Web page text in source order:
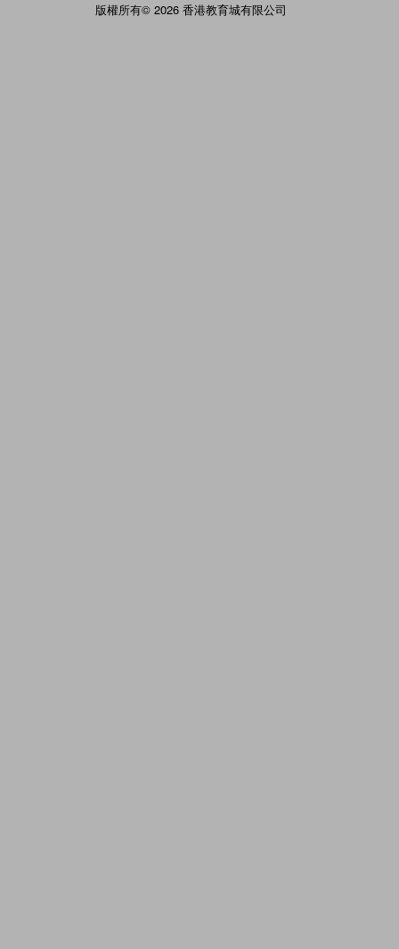
版權所有© 2026 香港教育城有限公司